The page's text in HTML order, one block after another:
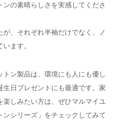
の素晴らしさを実感してくださ
、それぞれ半袖だけでなく、ノ
ます。
ン製品は、環境にも人にも優し
日プレゼントにも最適です。家
しみたい方は、ぜひマルマイユ
シリーズ」をチェックしてみて